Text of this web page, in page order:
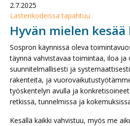
2.7.2025
Lastenkodeissa tapahtuu
Hyvän mielen
Sospron käynnissä oleva
täynnä vahvistavaa toimintaa, iloa ja
suunnitelmallisesti ja
rakenteita, ja
työskentelyn avulla ja
retkissä, tunnelmissa ja
Kesällä kaikki vahvistuu, myös me